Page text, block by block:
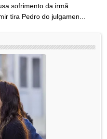
sofrimento da irmã ...
tira Pedro do julgamen...